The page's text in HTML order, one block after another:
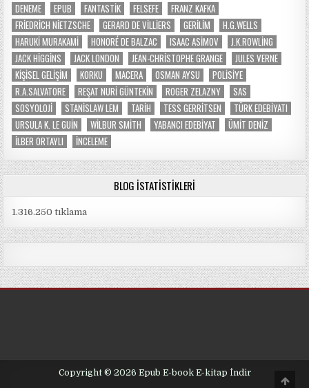
DENEME
EPUB FANTASTIK FELSEFE
FRANZ KAFKA
FRIEDRICH NIETZSCHE
GERARD DE VILLIERS GERILIM
H.G.WELLS
HARUKI MURAKAMI
HONORÉ DE BALZAC ISAAC ASIMOV
J.K.ROWLING
JACK HIGGINS
JACK LONDON JEAN-CHRISTOPHE GRANGE
JULES VERNE
KIŞISEL GELIŞIM
KORKU MACERA OSMAN AYSU
POLISIYE
R.A.SALVATORE
REŞAT NURI GÜNTEKIN ROGER ZELAZNY
SAS
SOSYOLOJI
STANISLAW LEM TARIH TESS GERRITSEN
TÜRK EDEBIYATI
URSULA K. LE GUIN
WILBUR SMITH YABANCI EDEBIYAT
ÜMIT DENIZ
İLBER ORTAYLI
İNCELEME
BLOG İSTATISTIKLERI
1.316.250 tıklama
Copyright © 2026 Epub E-book E-kitap İndir